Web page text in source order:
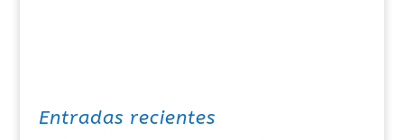
Entradas recientes